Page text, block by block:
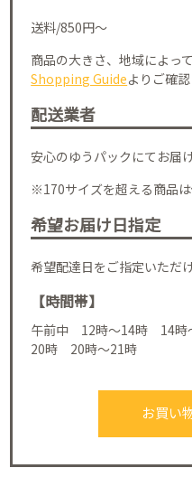
送料/850円～
商品の大きさ、地域によっ
Shopping Guideよりご確認
配送業者
安心のゆうパックにてお届
※170サイズを超える商品は
希望お届け日指定
希望配達日をご指定いただけ
【時間帯】
午前中 12時～14時 14
20時 20時～21時
お買い